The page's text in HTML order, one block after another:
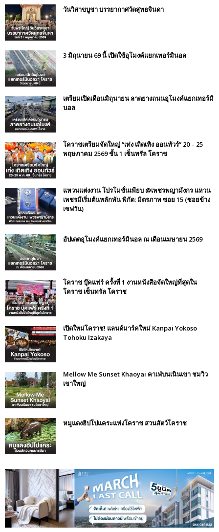
วันวิสาขบูชา บรรยากาศวัดสุทธจินดา
3 มิถุนายน 69 นี้ เปิดใช้อุโมงค์แยกเทอร์มินอล
เตรียมเปิดเดือนมิถุนายน ลาดยางถนนอุโมงค์แยกเทอร์มิ
นอล
โคราชเตรียมจัดใหญ่ “เท่ง เถิดเทิง ออนทัวร์” 20 – 25
พฤษภาคม 2569 ชั้น 1 เซ็นทรัล โคราช
แหวนแต่งงาน โปรโมชั่นเพียบ @เพชรพญามังกร แหวน
เพชรมีเริ่มต้นหลักพัน พิกัด: มิตรภาพ ซอย 15 (ซอยข้าง
เซฟวัน)
อัปเดตอุโมงค์แยกเทอร์มินอล ณ เดือนเมษายน 2569
โคราช บุ๊คแฟร์​ ครั้งที่​ 1 งานหนังสือจัดใหญ่ที่สุดใน
โคราช เซ็นทรัล โคราช
เปิดใหม่โคราช! แลนด์มาร์คใหม่ Kanpai Yokoso
Tohoku Izakaya
Mellow Me Sunset Khaoyai คาเฟ่บนเนินเขา ชมวิว
เขาใหญ่
หมูแดงฮิปโปแคระแห่งโคราช สวนสัตว์โคราช